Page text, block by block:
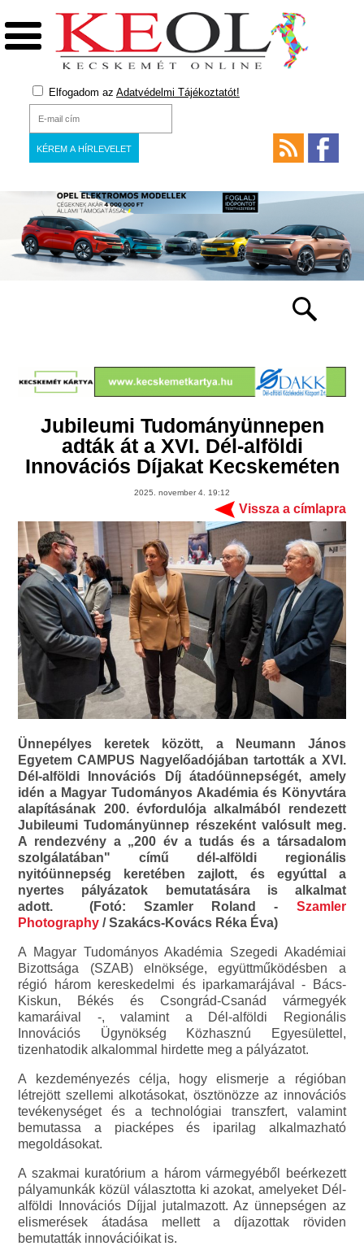
Elfogadom az Adatvédelmi Tájékoztatót!
Jubileumi Tudományünnepen
adták át a XVI. Dél-alföldi
Innovációs Díjakat Kecskeméten
2025. november 4. 19:12
Vissza a címlapra
Ünnepélyes keretek között, a Neumann János
Egyetem CAMPUS Nagyelőadójában tartották a XVI.
Dél-alföldi Innovációs Díj átadóünnepségét, amely
idén a Magyar Tudományos Akadémia és Könyvtára
alapításának 200. évfordulója alkalmából rendezett
Jubileumi Tudományünnep részeként valósult meg.
A rendezvény a „200 év a tudás és a társadalom
szolgálatában" című dél-alföldi regionális
nyitóünnepség keretében zajlott, és egyúttal a
nyertes pályázatok bemutatására is alkalmat
adott. (Fotó: Szamler Roland - Szamler
Photography / Szakács-Kovács Réka Éva)
A Magyar Tudományos Akadémia Szegedi Akadémiai
Bizottsága (SZAB) elnöksége, együttműködésben a
régió három kereskedelmi és iparkamarájával - Bács-
Kiskun, Békés és Csongrád-Csanád vármegyék
kamaráival -, valamint a Dél-alföldi Regionális
Innovációs Ügynökség Közhasznú Egyesülettel,
tizenhatodik alkalommal hirdette meg a pályázatot.
A kezdeményezés célja, hogy elismerje a régióban
létrejött szellemi alkotásokat, ösztönözze az innovációs
tevékenységet és a technológiai transzfert, valamint
bemutassa a piacképes és iparilag alkalmazható
megoldásokat.
A szakmai kuratórium a három vármegyéből beérkezett
pályamunkák közül választotta ki azokat, amelyeket Dél-
alföldi Innovációs Díjjal jutalmazott. Az ünnepségen az
elismerések átadása mellett a díjazottak röviden
bemutatták innovációikat is.